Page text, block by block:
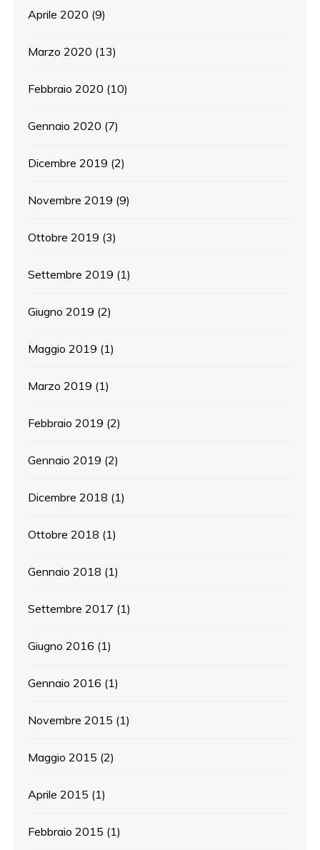
Aprile 2020 (9)
Marzo 2020 (13)
Febbraio 2020 (10)
Gennaio 2020 (7)
Dicembre 2019 (2)
Novembre 2019 (9)
Ottobre 2019 (3)
Settembre 2019 (1)
Giugno 2019 (2)
Maggio 2019 (1)
Marzo 2019 (1)
Febbraio 2019 (2)
Gennaio 2019 (2)
Dicembre 2018 (1)
Ottobre 2018 (1)
Gennaio 2018 (1)
Settembre 2017 (1)
Giugno 2016 (1)
Gennaio 2016 (1)
Novembre 2015 (1)
Maggio 2015 (2)
Aprile 2015 (1)
Febbraio 2015 (1)